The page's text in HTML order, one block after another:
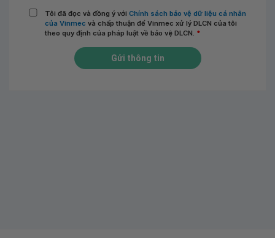
Tôi đã đọc và đồng ý với Chính sách bảo vệ dữ liệu cá nhân
của Vinmec và chấp thuận để Vinmec xử lý DLCN của tôi
theo quy định của pháp luật về bảo vệ DLCN. *
Gửi thông tin